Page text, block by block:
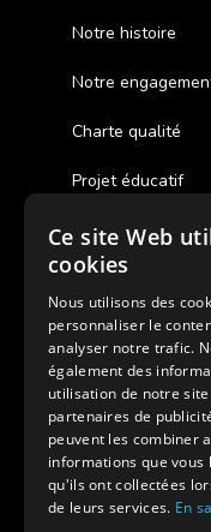
Notre histoire
Notre
Charte qualité
Projet éducatif
Des colonies de
Assurances
Aides financières
Charte de
Vacances
Ce site Web
cookies
Nous utilisons des
personnaliser le
analyser notre trafic.
également des
utilisation de notre
partenaires de
peuvent les combiner
informations que vous
qu'ils ont collectées
de leurs services. En